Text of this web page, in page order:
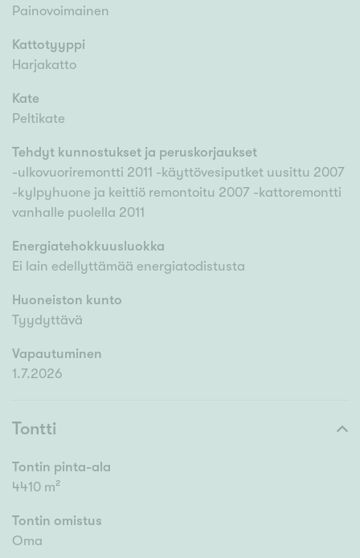
Painovoimainen
Kattotyyppi
Harjakatto
Kate
Peltikate
Tehdyt kunnostukset ja peruskorjaukset
-ulkovuoriremontti 2011 -käyttövesiputket uusittu 2007
-kylpyhuone ja keittiö remontoitu 2007 -kattoremontti
vanhalle puolella 2011
Energiatehokkuusluokka
Ei lain edellyttämää energiatodistusta
Huoneiston kunto
Tyydyttävä
Vapautuminen
1.7.2026
Tontti
Tontin pinta-ala
4410 m²
Tontin omistus
Oma